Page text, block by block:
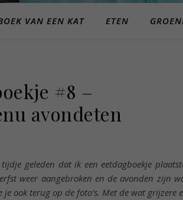
VAN EEN KAT ETEN
#8 –
avondeten
geleden dat ik een eetdagboekje
weer aangebroken en de avonden zijn
je ook terug op de foto’s. Met de wat grijzere